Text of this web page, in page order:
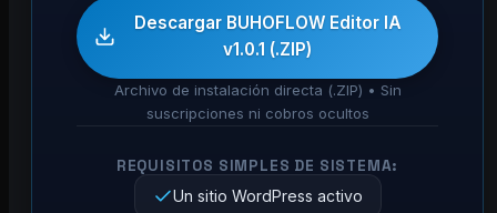
Descargar BUHOFLOW Editor IA
v1.0.1 (.ZIP)
Archivo de instalación directa (.ZIP) • Sin
suscripciones ni cobros ocultos
REQUISITOS SIMPLES DE SISTEMA:
Un sitio WordPress activo